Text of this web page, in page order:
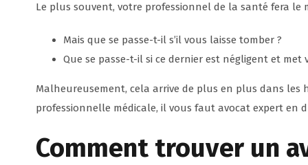
Le plus souvent, votre professionnel de la santé fera le
Mais que se passe-t-il s’il vous laisse tomber ?
Que se passe-t-il si ce dernier est négligent et
Malheureusement, cela arrive de plus en plus dans les
professionnelle médicale, il vous faut avocat expert en
Comment trouver un